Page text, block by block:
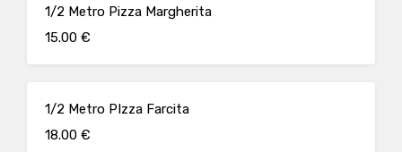
1/2 Metro Pizza Margherita
15.00 €
1/2 Metro PIzza Farcita
18.00 €